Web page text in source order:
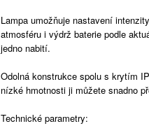
Lampa umožňuje nastavení
atmosféru i výdrž baterie podle
jedno nabití.
Odolná konstrukce spolu s krytím
nízké hmotnosti ji můžete snadno
Technické parametry: